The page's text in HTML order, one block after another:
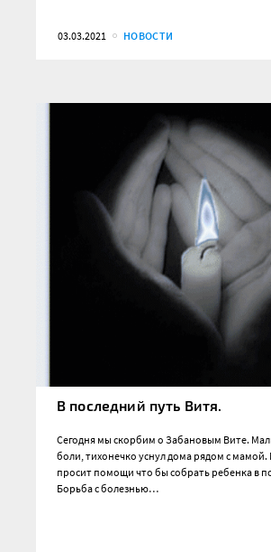
03.03.2021 НОВОСТИ
В последний путь Витя.
Сегодня мы скорбим о Забановым Вите.
боли, тихонечко уснул дома рядом с
просит помощи что бы собрать ребенка в
Борьба с болезнью…